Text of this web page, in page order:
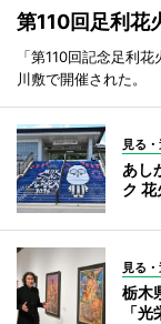
第110回足利
「第110回記念足利
川敷で開催された。
見る
あし
ク
見る
栃木
「